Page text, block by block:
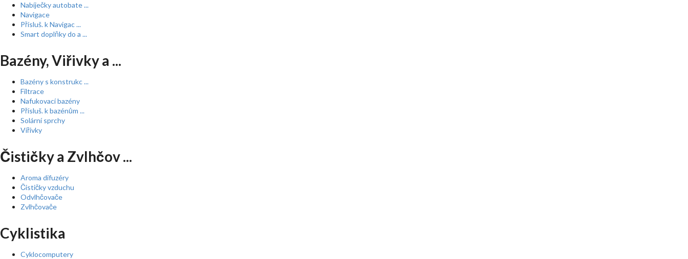
Nabíječky autobate ...
Navigace
Přísluš. k Navigac ...
Smart doplňky do a ...
Bazény, Viřivky a ...
Bazény s konstrukc ...
Filtrace
Nafukovací bazény
Přísluš. k bazénům ...
Solární sprchy
Vířivky
Čističky a Zvlhčov ...
Aroma difuzéry
Čističky vzduchu
Odvlhčovače
Zvlhčovače
Cyklistika
Cyklocomputery